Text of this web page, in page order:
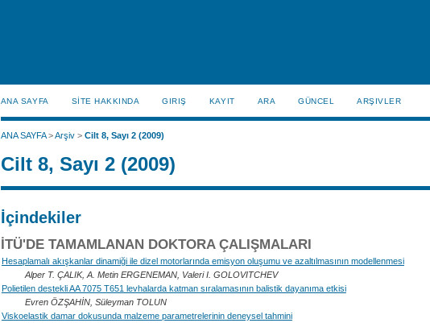
ANA SAYFA SİTE HAKKINDA GIRIŞ KAYIT ARA GÜNCEL ARŞIVLER
ANA SAYFA>Arşiv> Cilt 8, Sayı 2 (2009)
Cilt 8, Sayı 2 (2009)
İçindekiler
İTÜ'DE TAMAMLANAN DOKTORA ÇALIŞMALARI
Hesaplamalı akışkanlar dinamiği ile dizel motorlarında emisyon oluşumu ve azaltılmasının modellenmesi
Alper T. ÇALIK, A. Metin ERGENEMAN, Valeri I. GOLOVITCHEV
Polietilen destekli AA 7075 T651 levhalarda katman sıralamasının balistik dayanıma etkisi
Evren ÖZŞAHİN, Süleyman TOLUN
Viskoelastik damar dokusunda malzeme parametrelerinin deneysel tahmini